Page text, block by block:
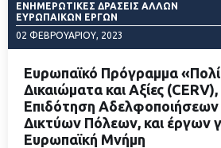
ΕΝΗΜΕΡΩΤΙΚΈΣ ΔΡΆΣΕΙΣ ΆΛΛΩΝ
ΕΥΡΩΠΑΙΚΏΝ ΈΡΓΩΝ
02 ΦΕΒΡΟΥΑΡΊΟΥ, 2023
ΔΙΑΒΑΣΤΕ
Ευρωπαϊκό Πρόγραμμα
Δικαιώματα και Αξίες
Επιδότηση
Δικτύων Πόλεων, και έργων
Ευρωπαϊκή Μνήμη